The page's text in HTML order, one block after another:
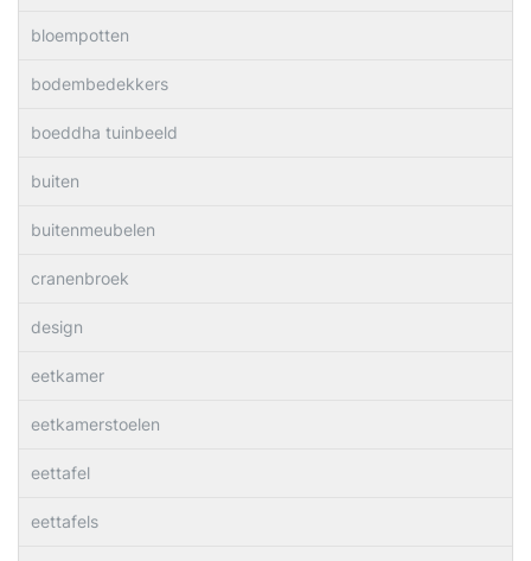
bloempotten
bodembedekkers
boeddha tuinbeeld
buiten
buitenmeubelen
cranenbroek
design
eetkamer
eetkamerstoelen
eettafel
eettafels